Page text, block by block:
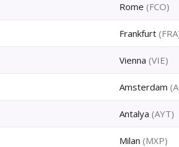
Rome (FCO)
Frankfurt (FRA
Vienna (VIE)
Amsterdam (
Antalya (AYT)
Milan (MXP)